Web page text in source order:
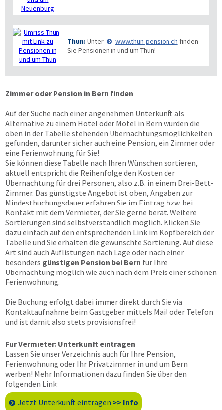
Thun: Unter www.thun-pension.ch finden
Sie Pensionen in und um Thun!
Zimmer oder Pension in Bern finden
Auf der Suche nach einer angenehmen Unterkunft als
Alternative zu einem Hotel oder Motel in Bern wurden die
oben in der Tabelle stehenden Übernachtungsmöglichkeiten
gefunden, darunter sicher auch eine Pension, ein Zimmer oder
eine Ferienwohnung für Sie!
Sie können diese Tabelle nach Ihren Wünschen sortieren,
aktuell entspricht die Reihenfolge den Kosten der
Übernachtung für drei Personen, also z.B. in einem Drei-Bett-
Zimmer. Das günstigste Angebot ist oben, Angaben zur
Mindestbuchungsdauer erfahren Sie im Eintrag bzw. bei
Kontakt mit dem Vermieter, der Sie gerne berät. Weitere
Sortierungen sind selbstverständlich möglich. Klicken Sie
dazu einfach auf den entsprechenden Link im Kopfbereich der
Tabelle und Sie erhalten die gewünschte Sortierung. Auf diese
Art sind auch Auflistungen nach Lage oder nach einer
besonders günstigen Pension bei Bern für Ihre
Übernachtung möglich wie auch nach dem Preis einer schönen
Ferienwohnung.
Die Buchung erfolgt dabei immer direkt durch Sie via
Kontaktaufnahme beim Gastgeber mittels Mail oder Telefon
und ist damit also stets provisionsfrei!
Für Vermieter: Unterkunft eintragen
Lassen Sie unser Verzeichnis auch für Ihre Pension,
Ferienwohnung oder Ihr Privatzimmer in und um Bern
werben! Mehr Informationen dazu finden Sie über den
folgenden Link:
Jetzt Unterkunft eintragen >> Info